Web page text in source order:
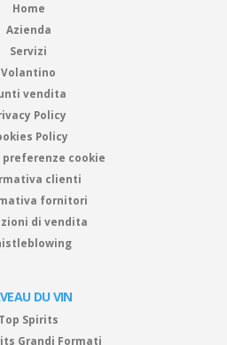
Home
Azienda
Servizi
Volantino
vendita
Policy
Policy
preferenze cookie
clienti
fornitori
di vendita
DU VIN
Top Spirits
Grandi Formati